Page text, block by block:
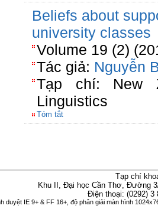
Beliefs about
university classes
Volume 19 (2)
Tác giả: Nguyễn
Tạp chí: New
Linguistics
Tóm tắt
Tạp chí
Khu II, Đại học Cần Thơ, Đường
Điện thoại: (0292)
duyệt IE 9+ & FF 16+, độ phân giải màn hình